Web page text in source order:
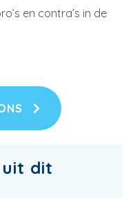
en contra’s in de
uit dit